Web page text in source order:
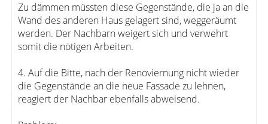
Zu dämmen müssten diese Gegenstände, die ja an die
Wand des anderen Haus gelagert sind, weggeräumt
werden. Der Nachbarn weigert sich und verwehrt
somit die nötigen Arbeiten.
4. Auf die Bitte, nach der Renoviernung nicht wieder
die Gegenstände an die neue Fassade zu lehnen,
reagiert der Nachbar ebenfalls abweisend.